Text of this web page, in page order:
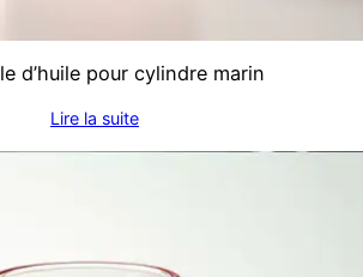
d’huile pour cylindre marin
Lire la suite